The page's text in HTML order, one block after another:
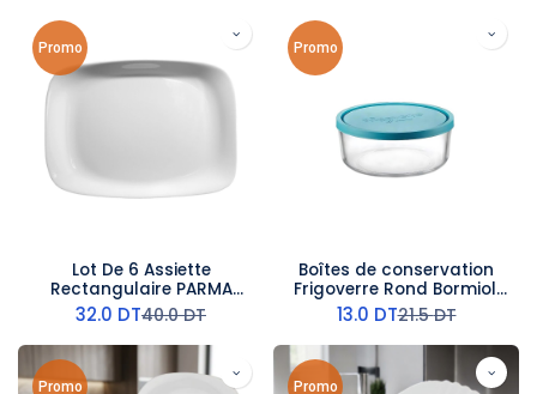
Promo
Lot De 6 Assiette
Rectangulaire PARMA
22x16 Cm
32.0 DT40.0DT
Promo
Boîtes de conservation
Frigoverre Rond Bormioli
Rocco 90 CL
13.0 DT21.5DT
Promo Promo